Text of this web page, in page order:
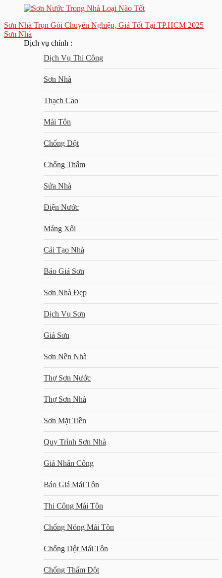
Sơn Nhà Trọn Gói Chuyên Nghiệp, Giá Tốt Tại TP.HCM 2025
Sơn Nhà
Dịch vụ chính :
Dịch Vụ Thi Công
Sơn Nhà
Thạch Cao
Mái Tôn
Chống Dột
Chống Thấm
Sửa Nhà
Điện Nước
Máng Xối
Cải Tạo Nhà
Báo Giá Sơn
Sơn Nhà Đẹp
Dịch Vụ Sơn
Giá Sơn
Sơn Nền Nhà
Thợ Sơn Nước
Thợ Sơn Nhà
Sơn Mặt Tiền
Quy Trình Sơn Nhà
Giá Nhân Công
Báo Giá Mái Tôn
Thi Công Mái Tôn
Chống Nóng Mái Tôn
Chống Dột Mái Tôn
Chống Thấm Dột